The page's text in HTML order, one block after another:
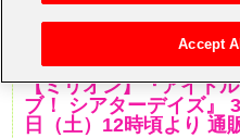
【ミリオン】『アイド
ブ！ シアターデイズ』
日（土）12時頃より 通
Accept